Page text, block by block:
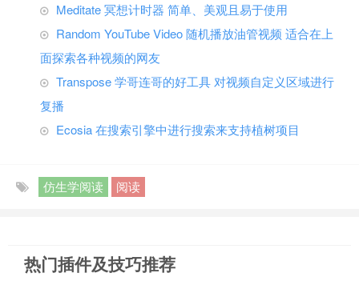
Meditate 冥想计时器 简单、美观且易于使用
Random YouTube Video 随机播放油管视频 适合在上
面探索各种视频的网友
Transpose 学哥连哥的好工具 对视频自定义区域进行
复播
Ecosia 在搜索引擎中进行搜索来支持植树项目
仿生学阅读 阅读
热门插件及技巧推荐